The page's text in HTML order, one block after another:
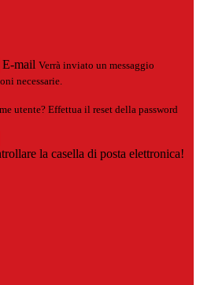
E-mail Verrà inviato un messaggio
necessarie.
utente? Effettua il reset della password
la casella di posta elettronica!